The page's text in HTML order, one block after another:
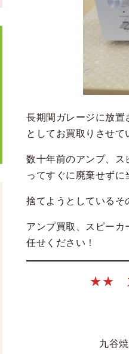
長期間ガレージに放置
としてお買取りさせて
数十年前のアンプ、ス
ってすぐに廃棄せずに
捨てようとしている
アンプ買取、スピーカ
任せください！
★★ 九
九谷